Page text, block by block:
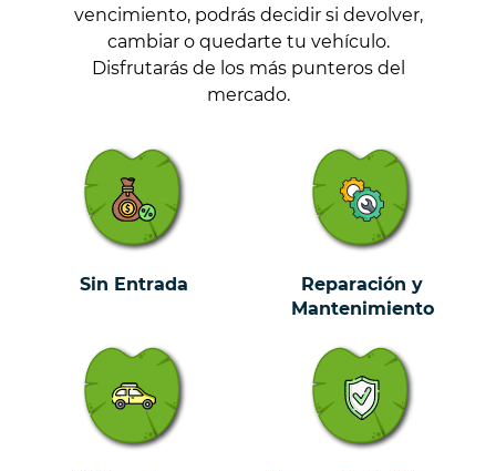
vencimiento, podrás decidir si devolver,
cambiar o quedarte tu vehículo.
Disfrutarás de los más punteros del
mercado.
Sin Entrada
Reparación y
Mantenimiento